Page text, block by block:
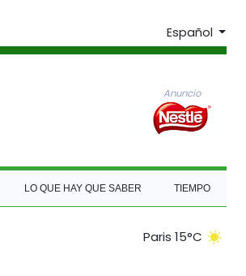
Español
Anuncio
LO QUE HAY QUE SABER TIEMPO
Paris 15°C